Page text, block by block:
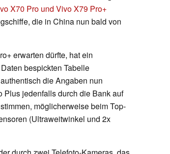
X70 Pro und Vivo X79 Pro+
die in China nun bald von
erwarten dürfte, hat ein
bespickten Tabelle
die Angaben nun
Plus jedenfalls durch die Bank auf
möglicherweise beim Top-
(Ultraweitwinkel und 2x